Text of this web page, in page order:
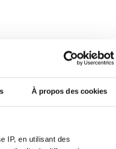
À propos des cookies
IP, en utilisant des